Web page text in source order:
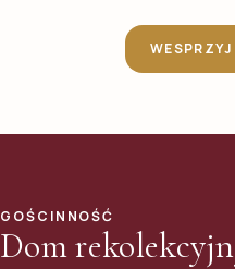
GOŚCINNOŚĆ
Dom